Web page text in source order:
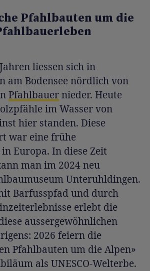
Pfahlbauten um die
liessen sich in
am Bodensee nördlich von
Pfahlbauernieder. Heute
im Wasser von
hier standen. Diese
war eine frühe
Europa. In diese Zeit
man im 2024 neu
Unteruhldingen.
Barfusspfad und durch
erlebt die
aussergewöhnlichen
2026 feiern die
Pfahlbauten um die Alpen»
als UNESCO-Welterbe.